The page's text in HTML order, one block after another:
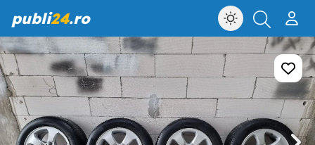
publi24.ro